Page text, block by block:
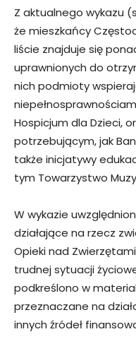
Z aktualnego wykazu
że mieszkańcy
liście znajduje się
uprawnionych do
nich podmioty
Hospicjum dla Dzieci,
potrzebującym, jak
także inicjatywy
tym Towarzystwo
W wykazie
działające na rzecz
Opieki nad
trudnej sytuacji
podkreślono w
przeznaczane na
innych źródeł